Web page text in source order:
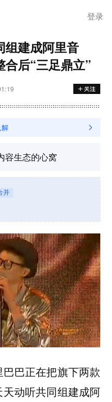
登录
组建成阿里音
后“三足鼎立”
容生态的心窝
并
巴正在把旗下两款
动听共同组建成阿